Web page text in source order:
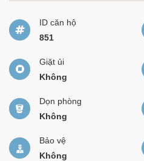
ID căn hộ
851
Giặt ủi
Không
Dọn phòng
Không
Bảo vệ
Không